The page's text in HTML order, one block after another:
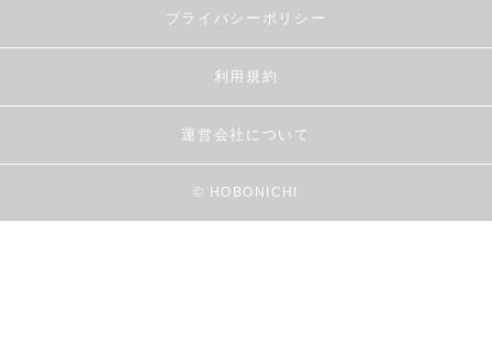
プライバシーポリシー
利用規約
運営会社について
© HOBONICHI